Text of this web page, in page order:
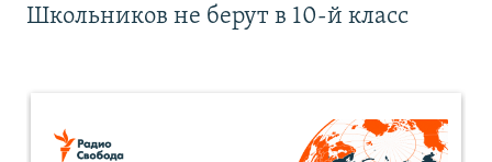
Школьников не берут в 10-й класс